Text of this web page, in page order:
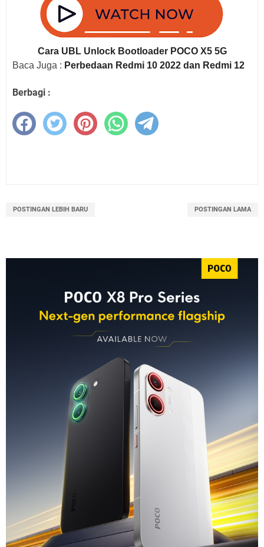
Cara UBL Unlock Bootloader POCO X5 5G
Baca Juga : Perbedaan Redmi 10 2022 dan Redmi 12
Berbagi :
POSTINGAN LEBIH BARU POSTINGAN LAMA